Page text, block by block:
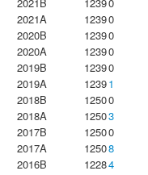
2021A
12390
2020B
12390
2020A
12390
2019B
12390
2019A
12391
2018B
12500
2018A
12503
2017B
12500
2017A
12508
2016B
12284